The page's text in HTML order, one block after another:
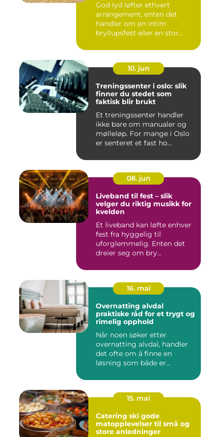
God lyd løfter ethvert
arrangement, enten det
handler om en intim
bryllupsfest eller en stor
10. jun
Treningssenter i oslo: slik
finner du stedet som
faktisk blir brukt
Et treningssenter handler
ikke bare om manualer og
mølleløp. For mange i Oslo
er senteret et fast ho...
08. jun
Liveband til fest – slik
velger du riktig musikk for
kvelden
Et liveband kan løfte enhver
fest fra hyggelig til
uforglemmelig. Enten det
dreier seg om bry...
16. mai
Overnatting alvdal
praktiske råd for et trygt og
rimelig opphold
Når noen søker etter
overnatting alvdal, handler
det ofte om å finne en
løsning som både er
15. mai
Catering ski gode
matopplevelser til små og
store anledninger